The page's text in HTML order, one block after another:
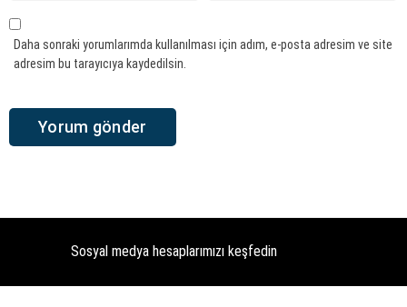
Daha sonraki yorumlarımda kullanılması için adım, e-posta adresim ve site
adresim bu tarayıcıya kaydedilsin.
Sosyal medya hesaplarımızı keşfedin